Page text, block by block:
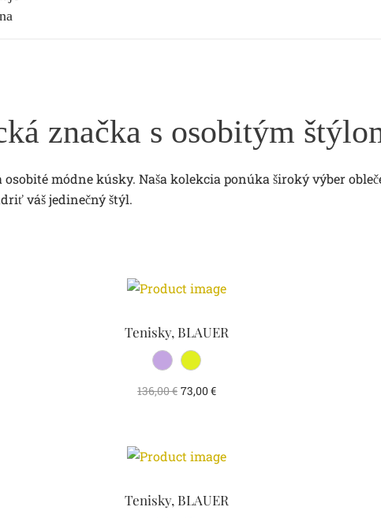
značka s osobitým
módne kúsky. Naša kolekcia ponúka široký výber
váš jedinečný štýl.
Tenisky, BLAUER
136,00€ 73,00€
Tenisky, BLAUER